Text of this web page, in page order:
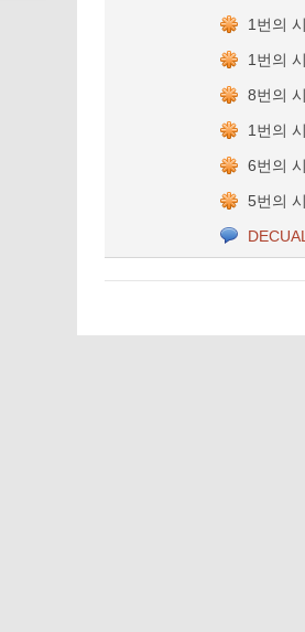
1번의
1번의
8번의
1번의
6번의
5번의